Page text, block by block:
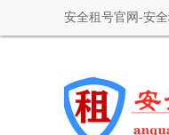
安全租号官网-安